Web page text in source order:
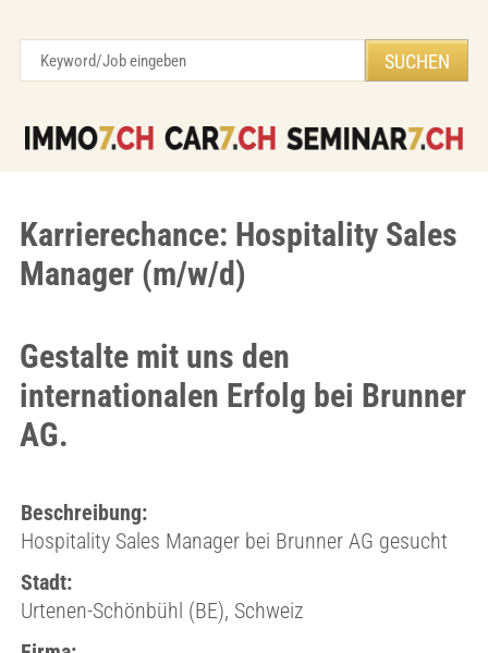
Karrierechance: Hospitality Sales
Manager (m/w/d)
Gestalte mit uns den
internationalen Erfolg bei Brunner
AG.
Beschreibung:
Hospitality Sales Manager bei Brunner AG gesucht
Stadt:
Urtenen-Schönbühl (BE), Schweiz